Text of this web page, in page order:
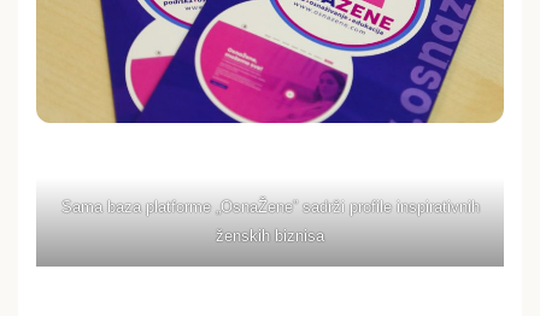
Sama baza platforme „OsnaŽene” sadrži profile inspirativnih
ženskih biznisa